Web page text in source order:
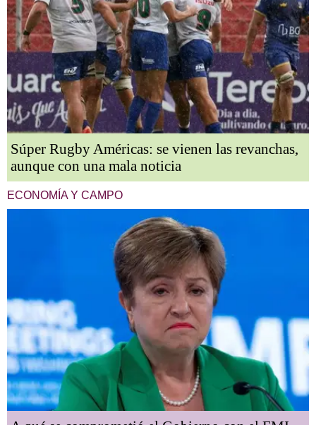
Súper Rugby Américas: se vienen las revanchas,
aunque con una mala noticia
ECONOMÍA Y CAMPO